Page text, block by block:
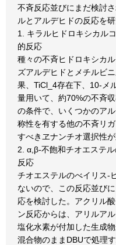
不斉反応並びにまだ検討
ルとアルデヒドの反応を研
1. キラルヒドロキシカル
的反応
種々の不斉ヒドロキシカ
ズアルデヒドとメチルビ
果、TiCl_4存在下、10-メ
量用いて、約70%の不斉
の条件で、いくつかのア
称性を有する他の不斉リ
すべきヱナンチオ選択性が
2. α,β-不飽和チオエステ
反応
チオエステルのべイリス-
ないので、この反応並び
応を検討した。アクリル
ン反応からは、アリルア
塩化水素が付加した生成
混合物のままDBUで処理